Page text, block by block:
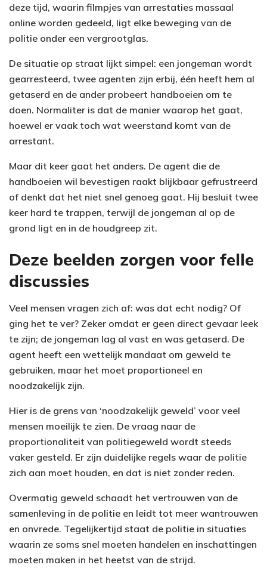
deze tijd, waarin filmpjes van arrestaties massaal
online worden gedeeld, ligt elke beweging van de
politie onder een vergrootglas.
De situatie op straat lijkt simpel: een jongeman wordt
gearresteerd, twee agenten zijn erbij, één heeft hem al
getaserd en de ander probeert handboeien om te
doen. Normaliter is dat de manier waarop het gaat,
hoewel er vaak toch wat weerstand komt van de
arrestant.
Maar dit keer gaat het anders. De agent die de
handboeien wil bevestigen raakt blijkbaar gefrustreerd
of denkt dat het niet snel genoeg gaat. Hij besluit twee
keer hard te trappen, terwijl de jongeman al op de
grond ligt en in de houdgreep zit.
Deze beelden zorgen voor felle
discussies
Veel mensen vragen zich af: was dat echt nodig? Of
ging het te ver? Zeker omdat er geen direct gevaar leek
te zijn; de jongeman lag al vast en was getaserd. De
agent heeft een wettelijk mandaat om geweld te
gebruiken, maar het moet proportioneel en
noodzakelijk zijn.
Hier is de grens van ‘noodzakelijk geweld’ voor veel
mensen moeilijk te zien. De vraag naar de
proportionaliteit van politiegeweld wordt steeds
vaker gesteld. Er zijn duidelijke regels waar de politie
zich aan moet houden, en dat is niet zonder reden.
Overmatig geweld schaadt het vertrouwen van de
samenleving in de politie en leidt tot meer wantrouwen
en onvrede. Tegelijkertijd staat de politie in situaties
waarin ze soms snel moeten handelen en inschattingen
moeten maken in het heetst van de strijd.